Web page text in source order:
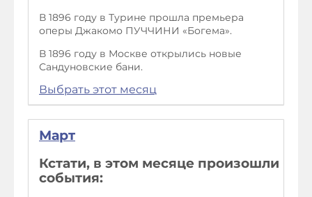
В 1896 году в Турине прошла премьера
оперы Джакомо ПУЧЧИНИ «Богема».
В 1896 году в Москве открылись новые
Сандуновские бани.
Выбрать этот месяц
Март
Кстати, в этом месяце произошли
события: